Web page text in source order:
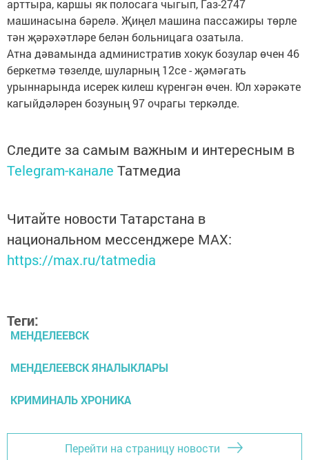
арттыра, каршы як полосага чыгып, Газ-2747
машинасына бәрелә. Җиңел машина пассажиры төрле
тән җәрәхәтләре белән больницага озатыла.
Атна дәвамында административ хокук бозулар өчен 46
беркетмә төзелде, шуларның 12се - җәмәгать
урыннарында исерек килеш күренгән өчен. Юл хәрәкәте
кагыйдәләрен бозуның 97 очрагы теркәлде.
Следите за самым важным и интересным в
Telegram-канале Татмедиа
Читайте новости Татарстана в
национальном мессенджере MАХ:
https://max.ru/tatmedia
Теги:
МЕНДЕЛЕЕВСК
МЕНДЕЛЕЕВСК ЯНАЛЫКЛАРЫ
КРИМИНАЛЬ ХРОНИКА
Перейти на страницу новости